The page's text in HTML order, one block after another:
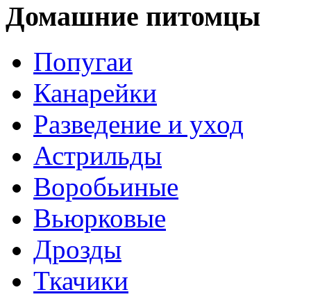
Домашние питомцы
Попугаи
Канарейки
Разведение и уход
Астрильды
Воробьиные
Вьюрковые
Дрозды
Ткачики